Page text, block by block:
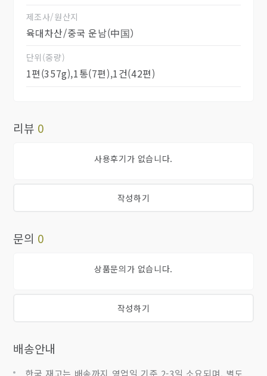
제조사/원산지
육대차산/중국 운남(中国）
단위(중량)
1편(357g),1통(7편),1건(42편)
리뷰 0
사용후기가 없습니다.
작성하기
문의 0
상품문의가 없습니다.
작성하기
배송안내
한국 재고는 배송까지 영업일 기준 2-3일 소요되며, 별도